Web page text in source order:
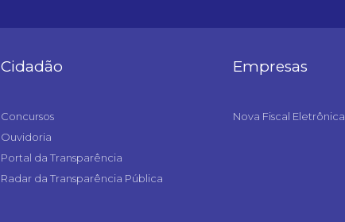
Cidadão
Concursos
Ouvidoria
Portal da Transparência
Radar da Transparência Pública
Empresas
Nova Fiscal Eletrônica